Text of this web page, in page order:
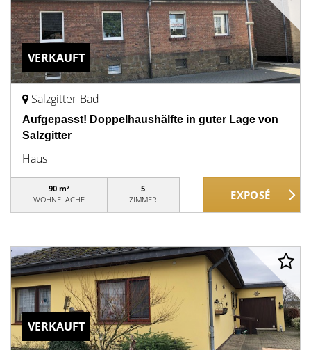
VERKAUFT
Salzgitter-Bad
Aufgepasst! Doppelhaushälfte in guter Lage von
Salzgitter
Haus
90 m²
WOHNFLÄCHE
5
ZIMMER
VERKAUFT